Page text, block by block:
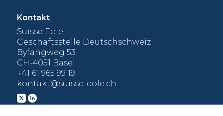
Kontakt
Suisse Eole
Geschäftsstelle Deutschschweiz
Byfangweg 53
CH-4051 Basel
+41 61 965 99 19
kontakt@suisse-eole.ch